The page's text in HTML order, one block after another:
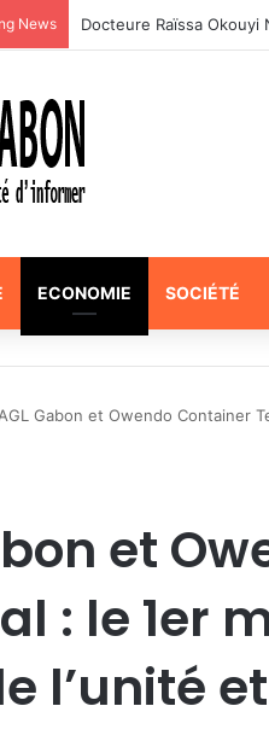
News
ECONOMIE SOCIÉTÉ
AGL Gabon et Owendo Container
et
: le 1er
l’unité